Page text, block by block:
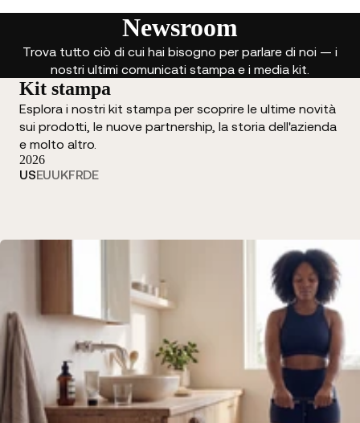
Newsroom
Trova tutto ciò di cui hai bisogno per parlare di noi — i
nostri ultimi comunicati stampa e i media kit.
Kit stampa
Esplora i nostri kit stampa per scoprire le ultime novità
sui prodotti, le nuove partnership, la storia dell'azienda
e molto altro.
2026
USEUUKFRDE